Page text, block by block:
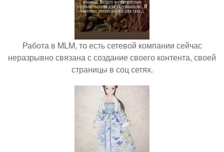
Работа в MLM, то есть сетевой компании сейчас
неразрывно связана с создание своего контента, своей
страницы в соц сетях.